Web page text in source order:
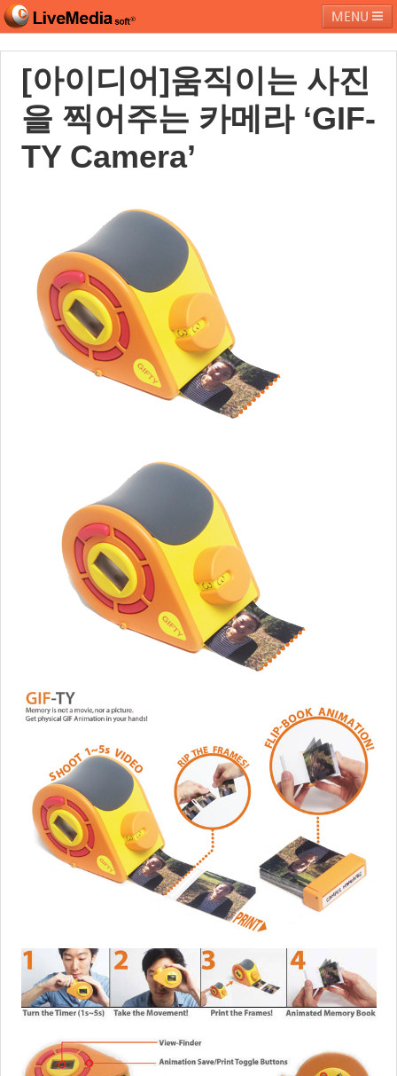
MENU
라이브미디어소프트 제품 및 서비스 블로그 커뮤니티
페밀리 사이트
[아이디어]움직이는 사진
을 찍어주는 카메라 ‘GIF-
TY Camera’